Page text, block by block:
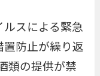
スによる緊急
防止が繰り返
類の提供が禁